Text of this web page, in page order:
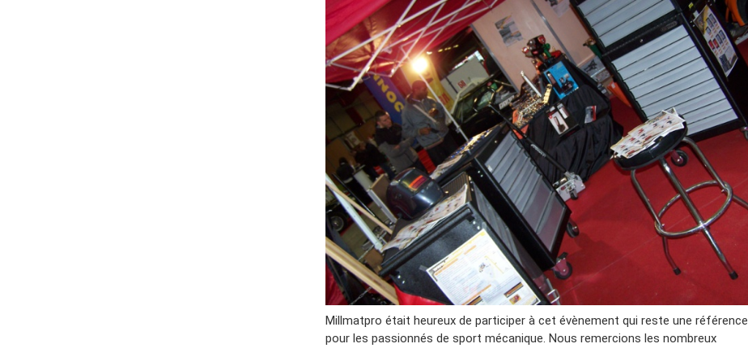
Millmatpro était heureux de participer à cet évènement qui reste une référence
pour les passionnés de sport mécanique. Nous remercions les nombreux